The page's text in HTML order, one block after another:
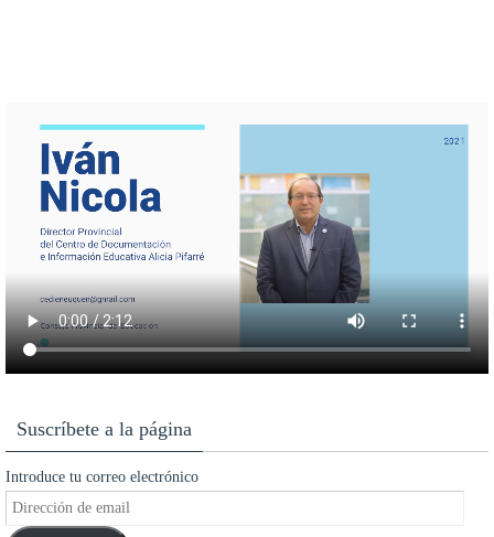
Suscríbete a la página
Introduce tu correo electrónico
Dirección
de